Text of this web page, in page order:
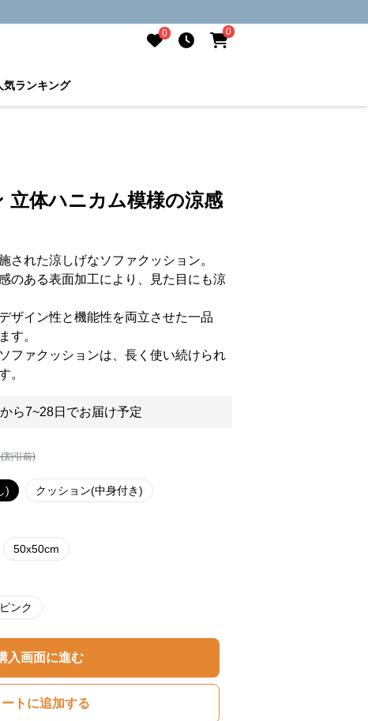
0 0
気ランキング
立体ハニカム模様の涼感
された涼しげなソファクッション。
のある表面加工により、見た目にも涼
ザイン性と機能性を両立させた一品
す。
ファクッションは、長く使い続けられ
。
ら7~28日でお届け予定
割引前)
) クッション(中身付き)
50x50cm
ピンク
入画面に進む
ートに追加する